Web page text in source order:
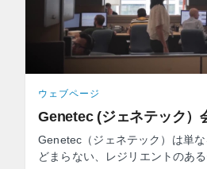
ウェブページ
Genetec (ジェネテック）
Genetec（ジェネテック）は単
どまらない、レジリエントのあ